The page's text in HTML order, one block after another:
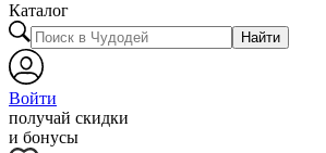
Каталог
Найти
Войти
получай скидки
и бонусы